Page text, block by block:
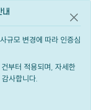
내
규모 변경에 따라 인증심
부터 적용되며, 자세한
사합니다.
공지